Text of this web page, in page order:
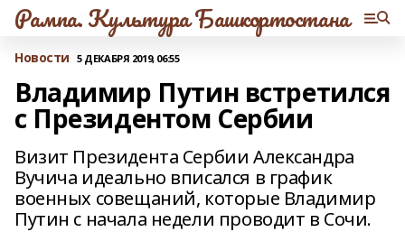
Рампа. Культура Башкортостана
Новости 5 ДЕКАБРЯ 2019, 06:55
Владимир Путин встретился
с Президентом Сербии
Визит Президента Сербии Александра
Вучича идеально вписался в график
военных совещаний, которые Владимир
Путин с начала недели проводит в Сочи.